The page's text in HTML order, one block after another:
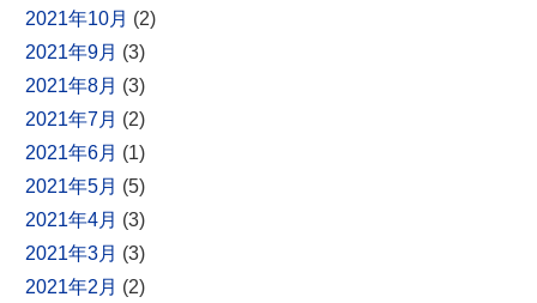
2021年10月 (2)
2021年9月 (3)
2021年8月 (3)
2021年7月 (2)
2021年6月 (1)
2021年5月 (5)
2021年4月 (3)
2021年3月 (3)
2021年2月 (2)